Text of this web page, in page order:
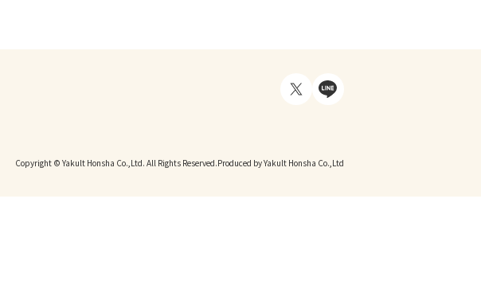
Copyright © Yakult Honsha Co.,Ltd. All Rights Reserved.Produced by Yakult Honsha Co.,Ltd